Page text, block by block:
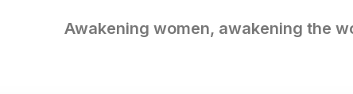
Awakening women, awakening the